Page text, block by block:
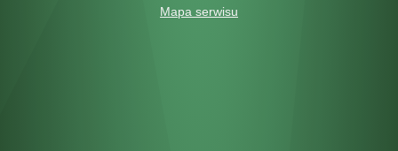
Mapa serwisu